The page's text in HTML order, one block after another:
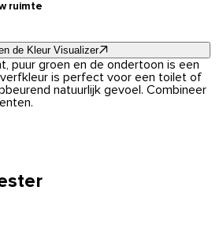
ruimte
de Kleur Visualizer
puur groen en de ondertoon is een
is perfect voor een toilet of
natuurlijk gevoel. Combineer